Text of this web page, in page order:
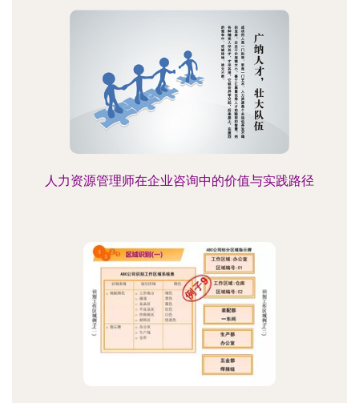
人力资源管理师在企业咨询中的价值与实践路径